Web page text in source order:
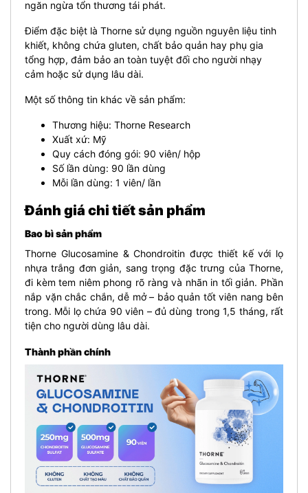
ngăn ngừa tổn thương tái phát.
Điểm đặc biệt là Thorne sử dụng nguồn nguyên liệu tinh
khiết, không chứa gluten, chất bảo quản hay phụ gia
tổng hợp, đảm bảo an toàn tuyệt đối cho người nhạy
cảm hoặc sử dụng lâu dài.
Một số thông tin khác về sản phẩm:
Thương hiệu: Thorne Research
Xuất xứ: Mỹ
Quy cách đóng gói: 90 viên/ hộp
Số lần dùng: 90 lần dùng
Mỗi lần dùng: 1 viên/ lần
Đánh giá chi tiết sản phẩm
Bao bì sản phẩm
Thorne Glucosamine & Chondroitin được thiết kế với lọ
nhựa trắng đơn giản, sang trọng đặc trưng của Thorne,
đi kèm tem niêm phong rõ ràng và nhãn in tối giản. Phần
nắp vặn chắc chắn, dễ mở – bảo quản tốt viên nang bên
trong. Mỗi lọ chứa 90 viên – đủ dùng trong 1,5 tháng, rất
tiện cho người dùng lâu dài.
Thành phần chính